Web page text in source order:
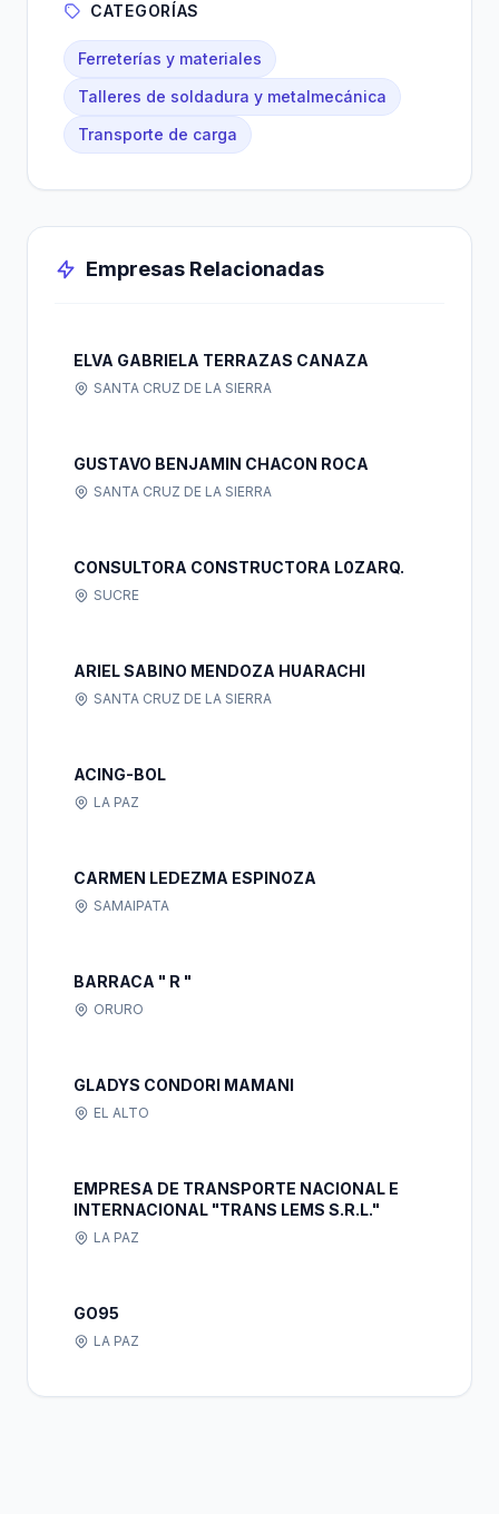
CATEGORÍAS
Ferreterías y materiales
Talleres de soldadura y metalmecánica
Transporte de carga
Empresas Relacionadas
ELVA GABRIELA TERRAZAS CANAZA
SANTA CRUZ DE LA SIERRA
GUSTAVO BENJAMIN CHACON ROCA
SANTA CRUZ DE LA SIERRA
CONSULTORA CONSTRUCTORA L0ZARQ.
SUCRE
ARIEL SABINO MENDOZA HUARACHI
SANTA CRUZ DE LA SIERRA
ACING-BOL
LA PAZ
CARMEN LEDEZMA ESPINOZA
SAMAIPATA
BARRACA " R "
ORURO
GLADYS CONDORI MAMANI
EL ALTO
EMPRESA DE TRANSPORTE NACIONAL E
INTERNACIONAL "TRANS LEMS S.R.L."
LA PAZ
GO95
LA PAZ